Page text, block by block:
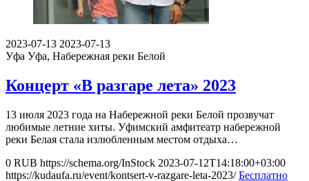
2023-07-13 2023-07-13
Уфа Уфа, Набережная реки Белой
Концерт «В разгаре лета» 2023
13 июля 2023 года на Набережной реки Белой прозвучат
любимые летние хиты. Уфимский амфитеатр набережной
реки Белая стала излюбленным местом отдыха…
0 RUB https://schema.org/InStock 2023-07-12T14:18:00+03:00
https://kudaufa.ru/event/kontsert-v-razgare-leta-2023/ Бесплатно